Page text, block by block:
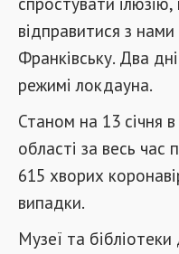
відправитися з
Франківську. Два
режимі локдауна.
Станом на 13 січня
області за весь час
615 хворих
випадки.
Музеї та бібліотеки